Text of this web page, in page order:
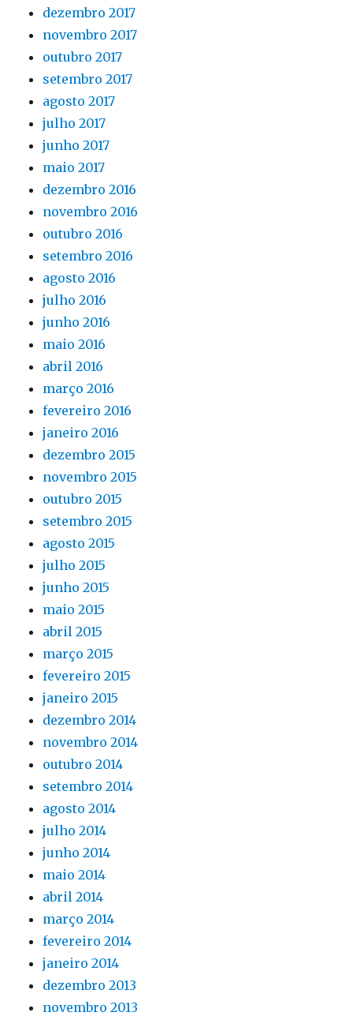
dezembro 2017
novembro 2017
outubro 2017
setembro 2017
agosto 2017
julho 2017
junho 2017
maio 2017
dezembro 2016
novembro 2016
outubro 2016
setembro 2016
agosto 2016
julho 2016
junho 2016
maio 2016
abril 2016
março 2016
fevereiro 2016
janeiro 2016
dezembro 2015
novembro 2015
outubro 2015
setembro 2015
agosto 2015
julho 2015
junho 2015
maio 2015
abril 2015
março 2015
fevereiro 2015
janeiro 2015
dezembro 2014
novembro 2014
outubro 2014
setembro 2014
agosto 2014
julho 2014
junho 2014
maio 2014
abril 2014
março 2014
fevereiro 2014
janeiro 2014
dezembro 2013
novembro 2013